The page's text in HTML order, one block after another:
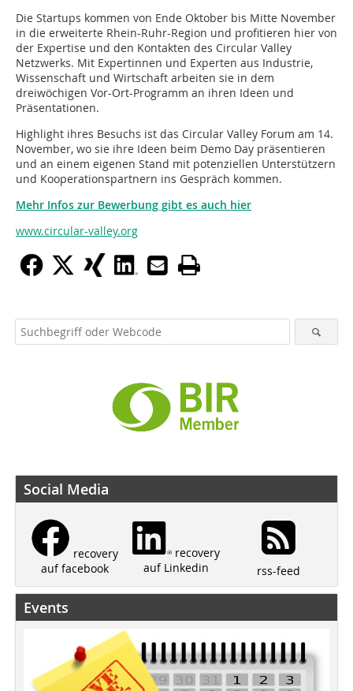
Die Startups kommen von Ende Oktober bis Mitte November
in die erweiterte Rhein-Ruhr-Region und profitieren hier von
der Expertise und den Kontakten des Circular Valley
Netzwerks. Mit Expertinnen und Experten aus Industrie,
Wissenschaft und Wirtschaft arbeiten sie in dem
dreiwöchigen Vor-Ort-Programm an ihren Ideen und
Präsentationen.
Highlight ihres Besuchs ist das Circular Valley Forum am 14.
November, wo sie ihre Ideen beim Demo Day präsentieren
und an einem eigenen Stand mit potenziellen Unterstützern
und Kooperationspartnern ins Gespräch kommen.
Mehr Infos zur Bewerbung gibt es auch hier
www.circular-valley.org
Social Media
recovery
auf facebook
recovery
auf Linkedin
rss-feed
Events